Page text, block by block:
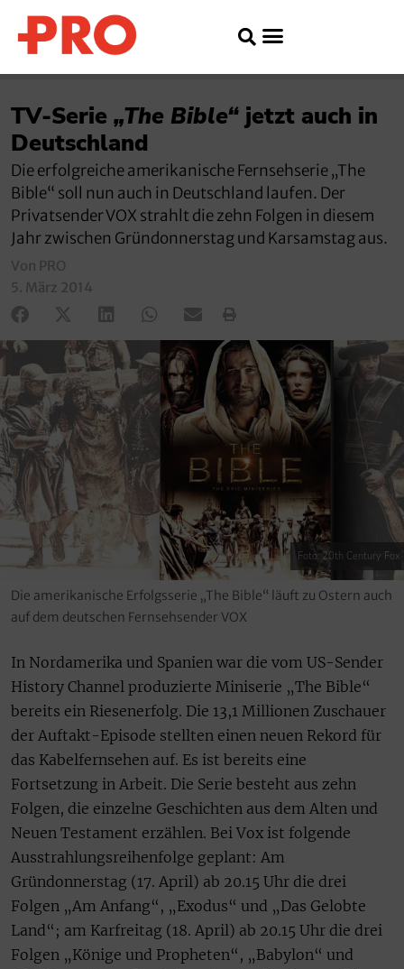
TV-Serie „The Bible“ jetzt auch in
Deutschland
Die erfolgreiche amerikanische Fernsehserie „The
Bible“ soll nun auch in Deutschland laufen. Der
Privatsender VOX strahlt die zehn Folgen in diesem
Jahr zwischen Gründonnerstag und Karsamstag aus.
Von PRO
5. März 2014
Foto: 20th Century Fox
Die amerikanische Erfolgsserie „The Bible“ läuft zu Ostern auch
auf dem deutschen Fernsehsender VOX
In Nordamerika und Spanien war die vom US-Sender
History Channel produzierte Miniserie „The Bible“
bereits ein Riesenerfolg. Die 13,1 Millionen Zuschauer
der Auftakt-Episode stellten einen neuen Rekord für
das Kabelfernsehen auf. Es ist bereits eine
Fortsetzung in Arbeit. Die Serie besteht aus zehn
Folgen, die einzelne Geschichten aus dem Alten und
Neuen Testament erzählen. Bei Vox ist folgende
Ausstrahlungsreihenfolge geplant: Am
Gründonnerstag (17. April) ab 20.15 Uhr die drei
Folgen „Am Anfang“, „Exodus“ und „Das Gelobte
Land“; am Karfreitag (18. April) ab 20.15 Uhr die drei
Folgen „Könige und Propheten“, „Babylon“ und